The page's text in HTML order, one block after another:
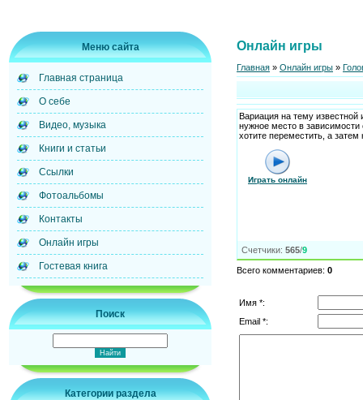
Меню сайта
Главная страница
О себе
Видео, музыка
Книги и статьи
Ссылки
Фотоальбомы
Контакты
Онлайн игры
Гостевая книга
Поиск
Категории раздела
Онлайн игры
Главная » Онлайн игры »
Вариация на тему известной
нужное место в зависимости
хотите переместить, а
Играть онлайн
Счетчики: 565/9
Всего комментариев: 0
Имя *:
Email *: